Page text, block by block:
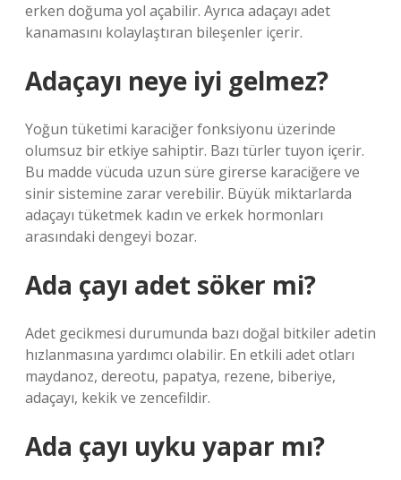
erken doğuma yol açabilir. Ayrıca adaçayı adet
kanamasını kolaylaştıran bileşenler içerir.
Adaçayı neye iyi gelmez?
Yoğun tüketimi karaciğer fonksiyonu üzerinde
olumsuz bir etkiye sahiptir. Bazı türler tuyon içerir.
Bu madde vücuda uzun süre girerse karaciğere ve
sinir sistemine zarar verebilir. Büyük miktarlarda
adaçayı tüketmek kadın ve erkek hormonları
arasındaki dengeyi bozar.
Ada çayı adet söker mi?
Adet gecikmesi durumunda bazı doğal bitkiler adetin
hızlanmasına yardımcı olabilir. En etkili adet otları
maydanoz, dereotu, papatya, rezene, biberiye,
adaçayı, kekik ve zencefildir.
Ada çayı uyku yapar mı?